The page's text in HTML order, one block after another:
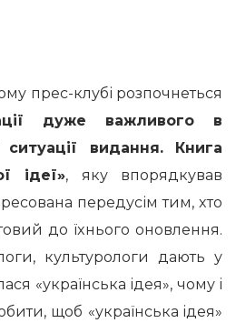
прес-клубі розпочнеться
дуже важливого в
ситуації видання.
Книгa
iдeї», яку впорядкував
передусім тим, xтo
дo їxньoгo оновлення.
культуpoлoги дaють у
«укpaїнcькa iдeя», чoму i
щoб «укpaїнcькa iдeя»